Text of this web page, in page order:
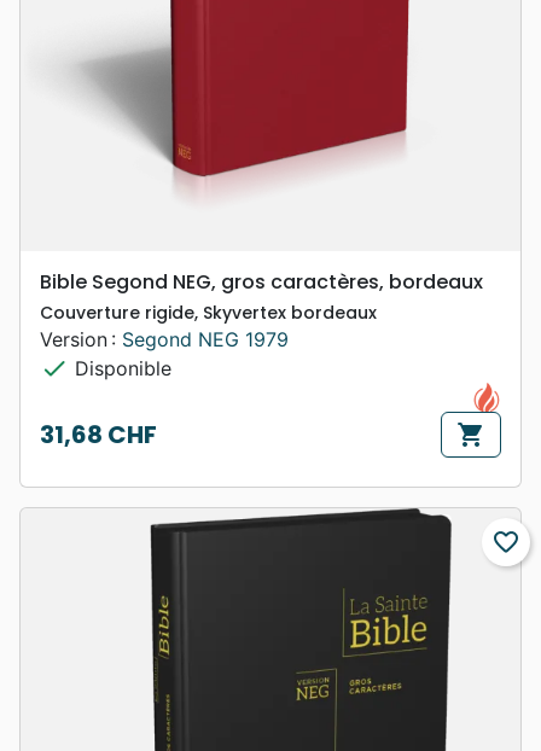
Bible Segond NEG, gros caractères, bordeaux
Couverture rigide, Skyvertex bordeaux
Version : Segond NEG 1979
check Disponible
Prix
31,68 CHF shopping_cart
favorite_border